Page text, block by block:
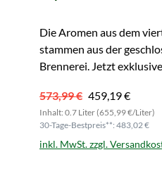
Die Aromen aus dem
stammen aus der
Brennerei. Jetzt
573,99 € 459,19 €
Inhalt: 0.7 Liter (655,99 €/Liter)
30-Tage-Bestpreis**: 483,02 €
inkl. MwSt. zzgl.